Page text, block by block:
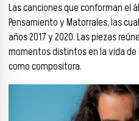
Las canciones que conforman el
Pensamiento y Matorrales, las
años 2017 y 2020. Las piezas
momentos distintos en la vida de
como compositora.